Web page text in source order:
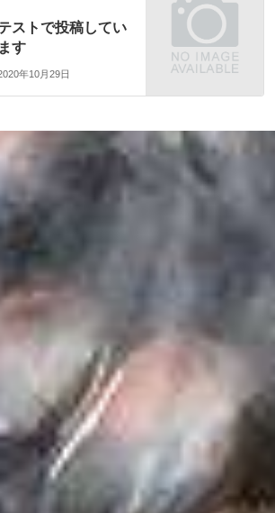
ストで投稿してい
ます
年10月29日